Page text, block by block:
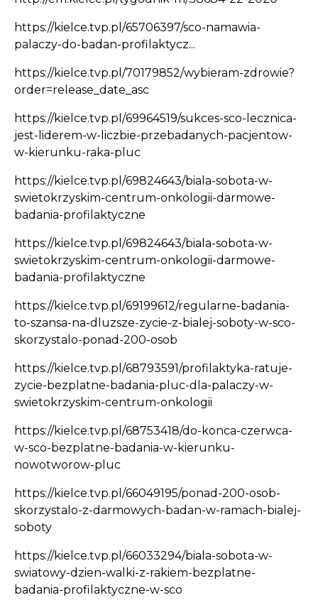
https://kielce.tvp.pl/65706397/sco-namawia-
palaczy-do-badan-profilaktycz...
https://kielce.tvp.pl/70179852/wybieram-zdrowie?
order=release_date_asc
https://kielce.tvp.pl/69964519/sukces-sco-lecznica-
jest-liderem-w-liczbie-przebadanych-pacjentow-
w-kierunku-raka-pluc
https://kielce.tvp.pl/69824643/biala-sobota-w-
swietokrzyskim-centrum-onkologii-darmowe-
badania-profilaktyczne
https://kielce.tvp.pl/69824643/biala-sobota-w-
swietokrzyskim-centrum-onkologii-darmowe-
badania-profilaktyczne
https://kielce.tvp.pl/69199612/regularne-badania-
to-szansa-na-dluzsze-zycie-z-bialej-soboty-w-sco-
skorzystalo-ponad-200-osob
https://kielce.tvp.pl/68793591/profilaktyka-ratuje-
zycie-bezplatne-badania-pluc-dla-palaczy-w-
swietokrzyskim-centrum-onkologii
https://kielce.tvp.pl/68753418/do-konca-czerwca-
w-sco-bezplatne-badania-w-kierunku-
nowotworow-pluc
https://kielce.tvp.pl/66049195/ponad-200-osob-
skorzystalo-z-darmowych-badan-w-ramach-bialej-
soboty
https://kielce.tvp.pl/66033294/biala-sobota-w-
swiatowy-dzien-walki-z-rakiem-bezplatne-
badania-profilaktyczne-w-sco